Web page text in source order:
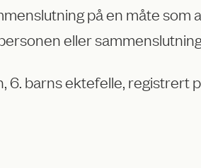
på en måte som
eller
6. barns ektefelle, registrert